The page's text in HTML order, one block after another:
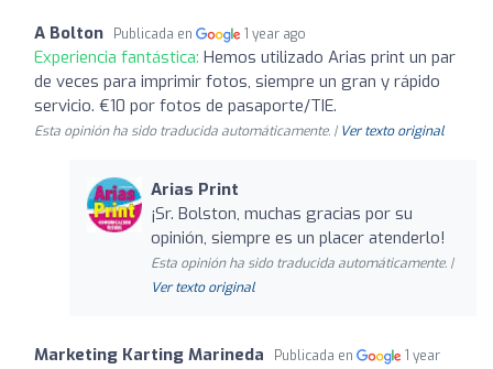
A Bolton Publicada en 1 year ago
Experiencia fantástica: Hemos utilizado Arias print un par
de veces para imprimir fotos, siempre un gran y rápido
servicio. €10 por fotos de pasaporte/TIE.
Esta opinión ha sido traducida automáticamente. | Ver texto original
Arias Print
¡Sr. Bolston, muchas gracias por su
opinión, siempre es un placer atenderlo!
Esta opinión ha sido traducida automáticamente. |
Ver texto original
Marketing Karting Marineda Publicada en
1 year